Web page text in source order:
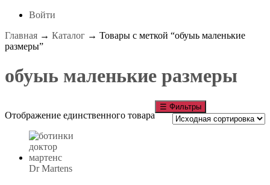
Войти
Главная → Каталог → Товары с меткой “обуыь маленькие
размеры”
обуыь маленькие размеры
☰ Фильтры
Отображение единственного товара
Dr Martens